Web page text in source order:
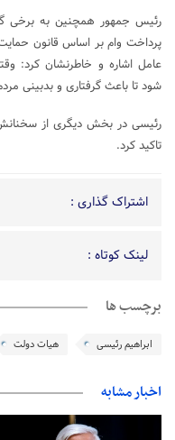
رئیس جمهور همچنین به برخی
پرداخت وام بر اساس قانون
عامل اشاره و خاطرنشان کرد:
شود تا باعث گرفتاری و بدبینی
رئیسی در بخش دیگری از
تاکید کرد.
اشتراک گذاری :
لینک کوتاه :
برچسب ها
ابراهیم رئیسی هیات دولت
اخبار مشابه